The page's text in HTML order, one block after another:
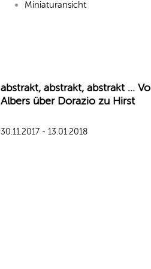
Miniaturansicht
abstrakt, abstrakt, abstrakt ...
Albers über Dorazio zu Hirst
30.11.2017 - 13.01.2018